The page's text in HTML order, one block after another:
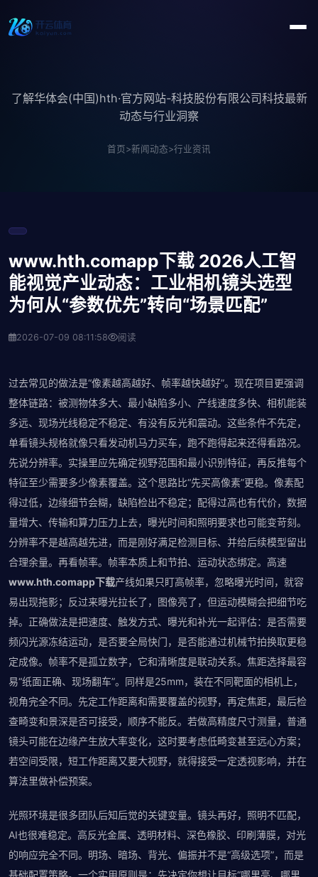
了解华体会(中国)hth·官方网站-科技股份有限公司科技最新
动态与行业洞察
首页>新闻动态>行业资讯
www.hth.comapp下载 2026人工智
能视觉产业动态：工业相机镜头选型
为何从“参数优先”转向“场景匹配”
2026-07-09 08:11:58 阅读
过去常见的做法是“像素越高越好、帧率越快越好”。现在项目更强调
整体链路：被测物体多大、最小缺陷多小、产线速度多快、相机能装
多远、现场光线稳定不稳定、有没有反光和震动。这些条件不先定，
单看镜头规格就像只看发动机马力买车，跑不跑得起来还得看路况。
先说分辨率。实操里应先确定视野范围和最小识别特征，再反推每个
特征至少需要多少像素覆盖。这个思路比“先买高像素”更稳。像素配
得过低，边缘细节会糊，缺陷检出不稳定；配得过高也有代价，数据
量增大、传输和算力压力上去，曝光时间和照明要求也可能变苛刻。
分辨率不是越高越先进，而是刚好满足检测目标、并给后续模型留出
合理余量。再看帧率。帧率本质上和节拍、运动状态绑定。高速
www.hth.comapp下载产线如果只盯高帧率，忽略曝光时间，就容
易出现拖影；反过来曝光拉长了，图像亮了，但运动模糊会把细节吃
掉。正确做法是把速度、触发方式、曝光和补光一起评估：是否需要
频闪光源冻结运动，是否要全局快门，是否能通过机械节拍换取更稳
定成像。帧率不是孤立数字，它和清晰度是联动关系。焦距选择最容
易“纸面正确、现场翻车”。同样是25mm，装在不同靶面的相机上，
视角完全不同。先定工作距离和需要覆盖的视野，再定焦距，最后检
查畸变和景深是否可接受，顺序不能反。若做高精度尺寸测量，普通
镜头可能在边缘产生放大率变化，这时要考虑低畸变甚至远心方案；
若空间受限，短工作距离又要大视野，就得接受一定透视影响，并在
算法里做补偿预案。
光照环境是很多团队后知后觉的关键变量。镜头再好，照明不匹配，
AI也很难稳定。高反光金属、透明材料、深色橡胶、印刷薄膜，对光
的响应完全不同。明场、暗场、背光、偏振并不是“高级选项”，而是
基础配置策略。一个实用原则是：先决定你想让目标“哪里亮、哪里